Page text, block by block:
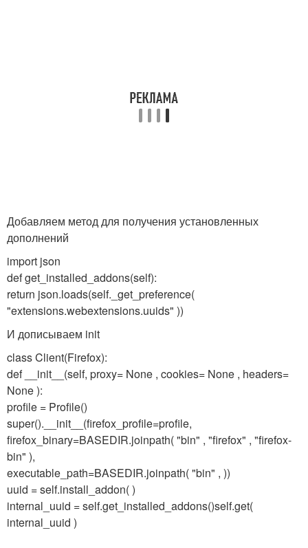
Добавляем метод для получения установленных
дополнений
import json
def get_installed_addons(self):
return json.loads(self._get_preference(
"extensions.webextensions.uuids" ))
И дописываем init
class Client(Firefox):
def __init__(self, proxy= None , cookies= None , headers=
None ):
profile = Profile()
super().__init__(firefox_profile=profile,
firefox_binary=BASEDIR.joinpath( "bin" , "firefox" , "firefox-
bin" ),
executable_path=BASEDIR.joinpath( "bin" , ))
uuid = self.install_addon( )
internal_uuid = self.get_installed_addons()self.get(
internal_uuid )